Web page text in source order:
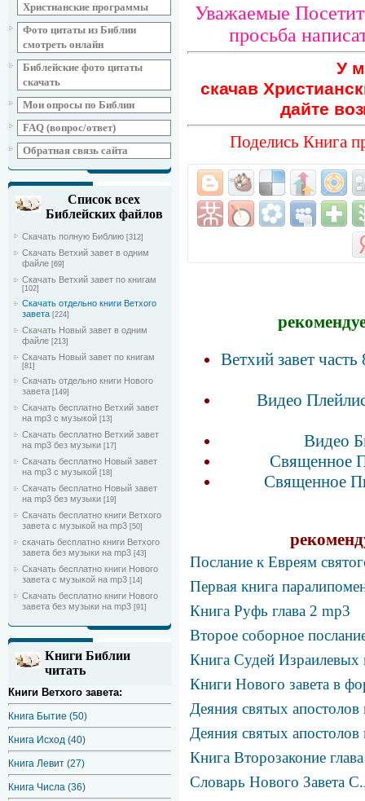
Христианские программы
Фото цитаты из Библии
смотреть онлайн
Библейские фото цитаты
скачать
Мои опросы по Библии
FAQ (вопрос/ответ)
Обратная связь сайта
Список всех
Библейских файлов
Скачать полную Библию [312]
Скачать Ветхий завет в одним
файле [69]
Скачать Ветхий завет по книгам
[102]
Скачать отдельно книги Ветхого
завета [224]
Скачать Новый завет в одним
файле [213]
Скачать Новый завет по книгам
[81]
Скачать отдельно книги Нового
завета [149]
Скачать бесплатно Ветхий завет
на mp3 с музыкой [13]
Скачать бесплатно Ветхий завет
на mp3 без музыки [17]
Скачать бесплатно Новый завет
на mp3 с музыкой [18]
Скачать бесплатно Новый завет
на mp3 без музыки [19]
Скачать бесплатно книги Ветхого
завета с музыкой на mp3 [50]
скачать бесплатно книги Ветхого
завета без музыки на mp3 [43]
Скачать бесплатно книги Нового
завета с музыкой на mp3 [14]
Скачать бесплатно книги Нового
завета без музыки на mp3 [91]
Книги Библии
читать
Книги Ветхого завета:
Книга Бытие (50)
Книга Исход (40)
Книга Левит (27)
Книга Числа (36)
Уважаемые
просьба
У
скачав
дайте
Поделись Книга
Ветхий завет
Видео
Видео
Священное
Священное
Послание к Евреям
Первая книга
Книга Руфь глава 2 mp3
Второе соборное
Книга Судей Израилевых
Книги Нового завета в
Деяния святых апостолов
Деяния святых апостолов
Книга Второзаконие
Словарь Нового Завета